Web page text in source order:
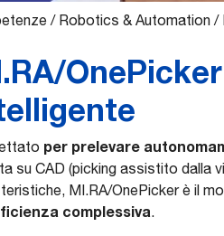
/ Robotics & Automation /
per prelevare
su CAD (picking assistito dalla
MI.RA/OnePicker è il
complessiva.